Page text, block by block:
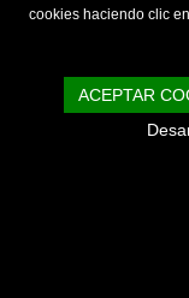
cookies haciendo clic
ACEPTAR